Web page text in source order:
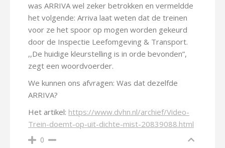
was ARRIVA wel zeker betrokken en vermeldde
het volgende: Arriva laat weten dat de treinen
voor ze het spoor op mogen worden gekeurd
door de Inspectie Leefomgeving & Transport.
,,De huidige kleurstelling is in orde bevonden”,
zegt een woordvoerder.
We kunnen ons afvragen: Was dat dezelfde
ARRIVA?
Het artikel: https://www.dvhn.nl/archief/Video-
Trein-doemt-op-uit-dichte-mist-20839088.html
0